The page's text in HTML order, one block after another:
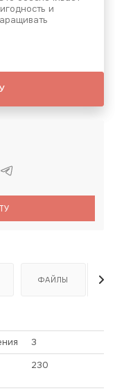
и
ФАЙЛЫ
3
230